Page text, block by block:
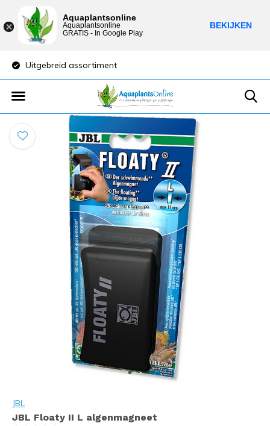
Uitgebreid assortiment
JBL
JBL Floaty II L algenmagneet
Aquaplantsonline
Aquaplantsonline
GRATIS - In Google Play
BEKIJKEN